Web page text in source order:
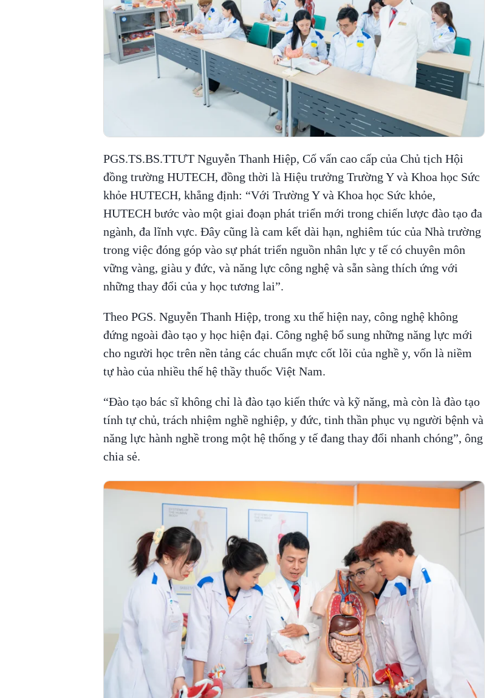
PGS.TS.BS.TTƯT Nguyễn Thanh Hiệp, Cố vấn cao cấp của Chủ tịch Hội
đồng trường HUTECH, đồng thời là Hiệu trưởng Trường Y và Khoa học Sức
khỏe HUTECH, khẳng định: “Với Trường Y và Khoa học Sức khỏe,
HUTECH bước vào một giai đoạn phát triển mới trong chiến lược đào tạo đa
ngành, đa lĩnh vực. Đây cũng là cam kết dài hạn, nghiêm túc của Nhà trường
trong việc đóng góp vào sự phát triển nguồn nhân lực y tế có chuyên môn
vững vàng, giàu y đức, và năng lực công nghệ và sẵn sàng thích ứng với
những thay đổi của y học tương lai”.
Theo PGS. Nguyễn Thanh Hiệp, trong xu thế hiện nay, công nghệ không
đứng ngoài đào tạo y học hiện đại. Công nghệ bổ sung những năng lực mới
cho người học trên nền tảng các chuẩn mực cốt lõi của nghề y, vốn là niềm
tự hào của nhiều thế hệ thầy thuốc Việt Nam.
“Đào tạo bác sĩ không chỉ là đào tạo kiến thức và kỹ năng, mà còn là đào tạo
tính tự chủ, trách nhiệm nghề nghiệp, y đức, tinh thần phục vụ người bệnh và
năng lực hành nghề trong một hệ thống y tế đang thay đổi nhanh chóng”, ông
chia sẻ.